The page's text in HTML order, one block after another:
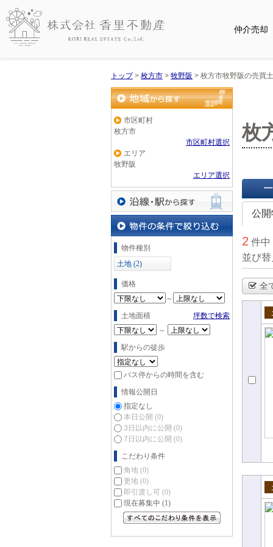
仲介売却
トップ> 枚方市 > 牧野阪 > 枚方市牧野阪の売買
地域から探す
市区町村
枚方市
市区町村選択
エリア
牧野阪
エリア選択
沿線・駅から探す
物件の条件で絞り込む
物件種別
土地 (2)
価格
～
土地面積
坪数で検索
～
駅からの徒歩
バス停からの時間を含む
情報公開日
指定なし
本日公開 (0)
3日以内に公開 (0)
7日以内に公開 (0)
こだわり条件
角地 (0)
更地 (0)
即引渡し可 (0)
現在募集中 (1)
枚
一覧
公
2 件中
並び
全